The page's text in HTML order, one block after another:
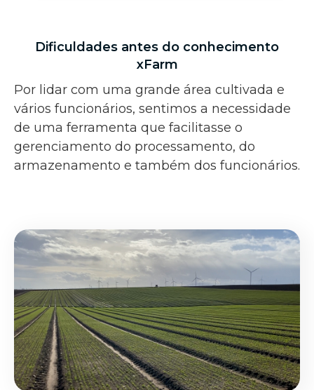
Dificuldades antes do conhecimento
xFarm
Por lidar com uma grande área cultivada e
vários funcionários, sentimos a necessidade
de uma ferramenta que facilitasse o
gerenciamento do processamento, do
armazenamento e também dos funcionários.